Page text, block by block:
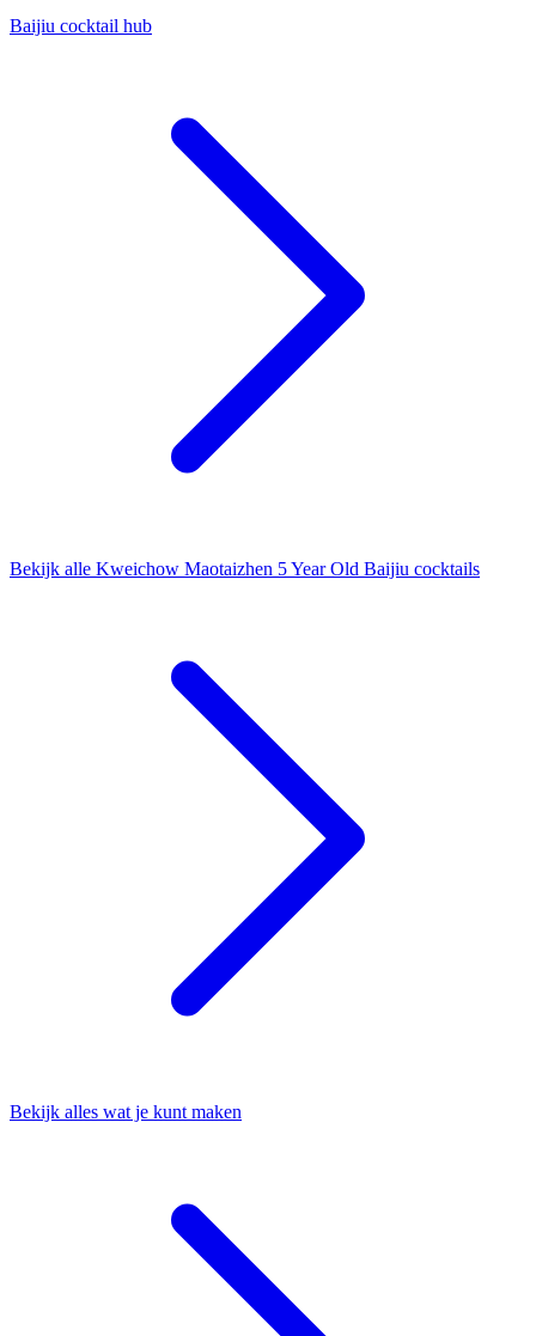
Baijiu cocktail hub
Bekijk alle Kweichow Maotaizhen 5 Year Old Baijiu cocktails
Bekijk alles wat je kunt maken